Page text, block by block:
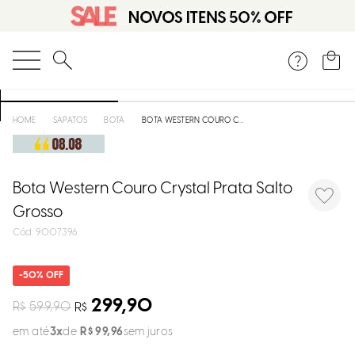
O que você está procurando?
SAPATOS BOTA BOTA WESTERN COURO CRYSTAL PRATA SALTO GROSSO
Bota Western Couro Crystal Prata Salto
Grosso
: 9007396
50%
R$ 599,90 R$ 299,90
em até3 R$ 99,96sem juros